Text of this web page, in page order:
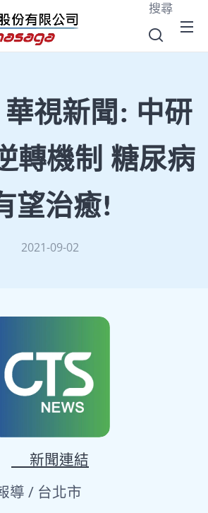
搜尋
視新聞: 中研
轉機制 糖尿病
望治癒!
2021-09-02
🔗新聞連結
導 / 台北市